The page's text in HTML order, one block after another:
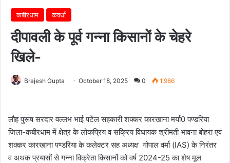
कबीरधाम कवर्धा
दीपावली के पूर्व गन्ना किसानों के चेहरे
खिले-
Brajesh Gupta October 18, 2025 0 1,986
लौह पुरूष सरदार वल्लभ भाई पटेल सहकारी शक्कर कारखाना मर्या0 पण्डरिया
जिला-कबीरधाम में क्षेत्र के लोकप्रिय व सक्रिय विधायक श्रीमती भावना बोहरा एवं
शक्कर कारखाना पण्डरिया के कलेक्टर सह अध्यक्ष गोपाल वर्मा (IAS) के निरंतर
व अथक प्रयासों से गन्ना विक्रेता किसानों को वर्ष 2024-25 का शेष मूल